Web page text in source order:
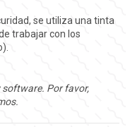
se utiliza una tinta
trabajar con los
software. Por favor,